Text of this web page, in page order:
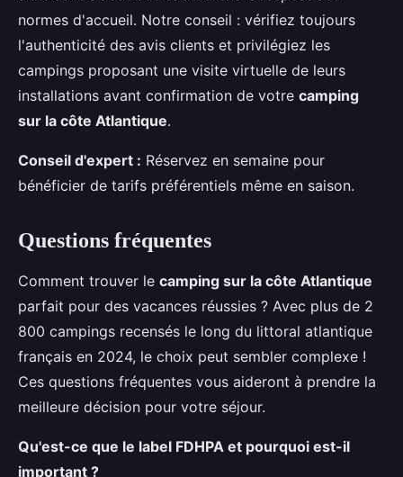
normes d'accueil. Notre conseil : vérifiez toujours
l'authenticité des avis clients et privilégiez les
campings proposant une visite virtuelle de leurs
installations avant confirmation de votre camping
sur la côte Atlantique.
Conseil d'expert : Réservez en semaine pour
bénéficier de tarifs préférentiels même en saison.
Questions fréquentes
Comment trouver le camping sur la côte Atlantique
parfait pour des vacances réussies ? Avec plus de 2
800 campings recensés le long du littoral atlantique
français en 2024, le choix peut sembler complexe !
Ces questions fréquentes vous aideront à prendre la
meilleure décision pour votre séjour.
Qu'est-ce que le label FDHPA et pourquoi est-il
important ?